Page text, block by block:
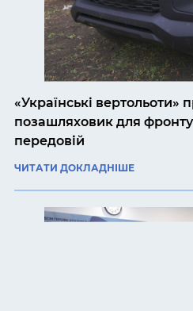
«Українські вертольоти»
позашляховик для фронту
передовій
ЧИТАТИ ДОКЛАДНІШЕ